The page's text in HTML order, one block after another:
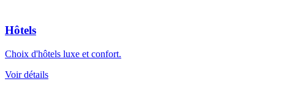
Hôtels
Choix d'hôtels luxe et confort.
Voir détails